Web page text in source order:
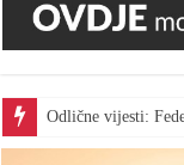
Odlične vijesti: